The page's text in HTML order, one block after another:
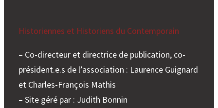
Historiennes et Historiens du Contemporain
– Co-directeur et directrice de publication, co-
président.e.s de l’association : Laurence Guignard
et Charles-François Mathis
– Site géré par : Judith Bonnin